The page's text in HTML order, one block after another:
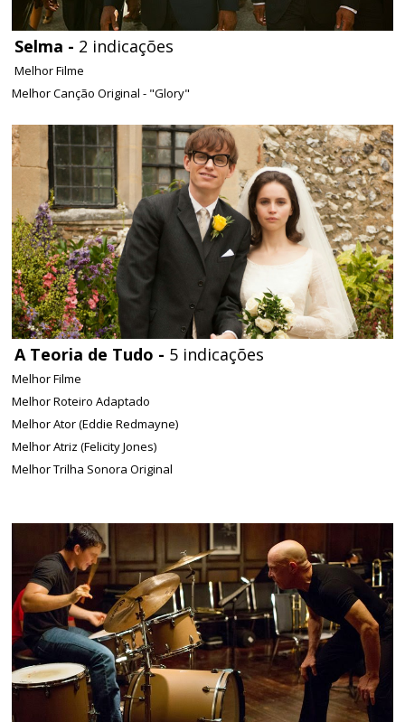
Selma - 2 indicações
Melhor Filme
Melhor Canção Original - "Glory"
A Teoria de Tudo - 5 indicações
Melhor Filme
Melhor Roteiro Adaptado
Melhor Ator (Eddie Redmayne)
Melhor Atriz (Felicity Jones)
Melhor Trilha Sonora Original